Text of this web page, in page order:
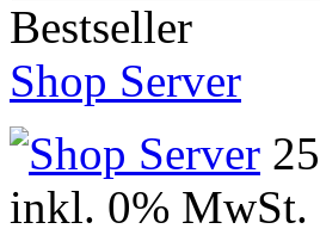
Bestseller
Shop Server
inkl. 0% MwSt.